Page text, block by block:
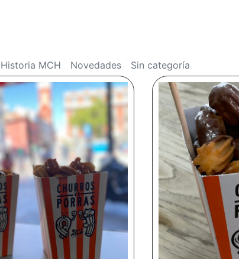
Historia MCH Novedades Sin categoría